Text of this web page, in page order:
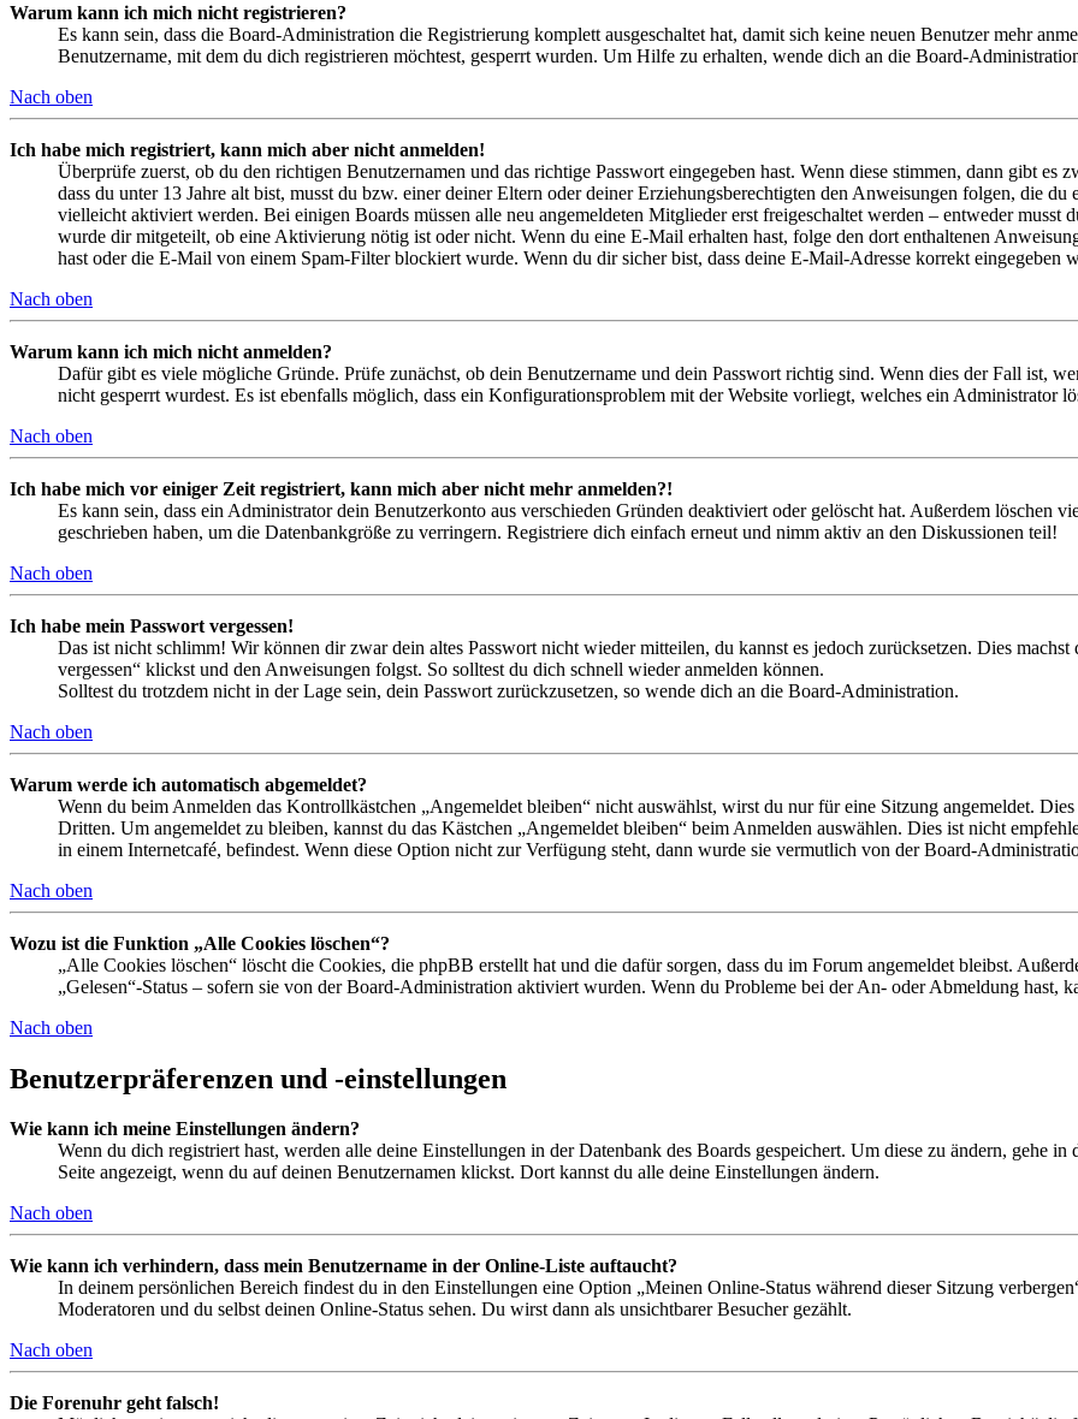
Warum kann ich mich nicht registrieren?
Es kann sein, dass die Board-Administration die Registrierung komplett ausgeschaltet hat, damit sich keine neuen Benutzer mehr
Benutzername, mit dem du dich registrieren möchtest, gesperrt wurden. Um Hilfe zu erhalten, wende dich an die Board-
Nach oben
Ich habe mich registriert, kann mich aber nicht anmelden!
Überprüfe zuerst, ob du den richtigen Benutzernamen und das richtige Passwort eingegeben hast. Wenn diese stimmen, dann gibt es
dass du unter 13 Jahre alt bist, musst du bzw. einer deiner Eltern oder deiner Erziehungsberechtigten den Anweisungen folgen, die
vielleicht aktiviert werden. Bei einigen Boards müssen alle neu angemeldeten Mitglieder erst freigeschaltet werden – entweder musst
wurde dir mitgeteilt, ob eine Aktivierung nötig ist oder nicht. Wenn du eine E-Mail erhalten hast, folge den dort enthaltenen
hast oder die E-Mail von einem Spam-Filter blockiert wurde. Wenn du dir sicher bist, dass deine E-Mail-Adresse korrekt eingegeben
Nach oben
Warum kann ich mich nicht anmelden?
Dafür gibt es viele mögliche Gründe. Prüfe zunächst, ob dein Benutzername und dein Passwort richtig sind. Wenn dies der Fall ist,
nicht gesperrt wurdest. Es ist ebenfalls möglich, dass ein Konfigurationsproblem mit der Website vorliegt, welches ein Administrator
Nach oben
Ich habe mich vor einiger Zeit registriert, kann mich aber nicht mehr anmelden?!
Es kann sein, dass ein Administrator dein Benutzerkonto aus verschieden Gründen deaktiviert oder gelöscht hat. Außerdem löschen
geschrieben haben, um die Datenbankgröße zu verringern. Registriere dich einfach erneut und nimm aktiv an den Diskussionen teil!
Nach oben
Ich habe mein Passwort vergessen!
Das ist nicht schlimm! Wir können dir zwar dein altes Passwort nicht wieder mitteilen, du kannst es jedoch zurücksetzen. Dies
vergessen“ klickst und den Anweisungen folgst. So solltest du dich schnell wieder anmelden können.
Solltest du trotzdem nicht in der Lage sein, dein Passwort zurückzusetzen, so wende dich an die Board-Administration.
Nach oben
Warum werde ich automatisch abgemeldet?
Wenn du beim Anmelden das Kontrollkästchen „Angemeldet bleiben“ nicht auswählst, wirst du nur für eine Sitzung angemeldet.
Dritten. Um angemeldet zu bleiben, kannst du das Kästchen „Angemeldet bleiben“ beim Anmelden auswählen. Dies ist nicht
in einem Internetcafé, befindest. Wenn diese Option nicht zur Verfügung steht, dann wurde sie vermutlich von der Board-
Nach oben
Wozu ist die Funktion „Alle Cookies löschen“?
„Alle Cookies löschen“ löscht die Cookies, die phpBB erstellt hat und die dafür sorgen, dass du im Forum angemeldet bleibst.
„Gelesen“-Status – sofern sie von der Board-Administration aktiviert wurden. Wenn du Probleme bei der An- oder Abmeldung hast,
Nach oben
Benutzerpräferenzen und -einstellungen
Wie kann ich meine Einstellungen ändern?
Wenn du dich registriert hast, werden alle deine Einstellungen in der Datenbank des Boards gespeichert. Um diese zu ändern, gehe
Seite angezeigt, wenn du auf deinen Benutzernamen klickst. Dort kannst du alle deine Einstellungen ändern.
Nach oben
Wie kann ich verhindern, dass mein Benutzername in der Online-Liste auftaucht?
In deinem persönlichen Bereich findest du in den Einstellungen eine Option „Meinen Online-Status während dieser Sitzung
Moderatoren und du selbst deinen Online-Status sehen. Du wirst dann als unsichtbarer Besucher gezählt.
Nach oben
Die Forenuhr geht falsch!